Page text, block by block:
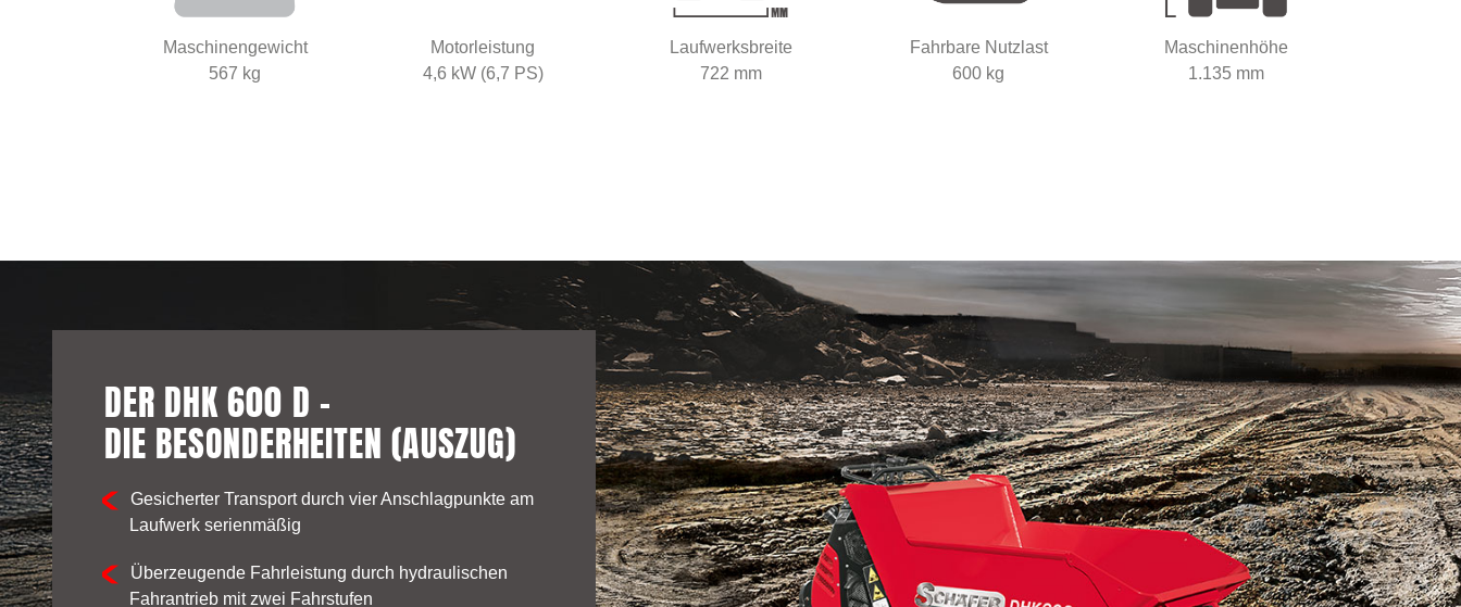
Maschinengewicht
567 kg
Motorleistung
4,6 kW (6,7 PS)
Laufwerksbreite
722 mm
Fahrbare Nutzlast
600 kg
Maschinenhöhe
1.135 mm
DER DHK 600 D –
DIE BESONDERHEITEN (AUSZUG)
Gesicherter Transport durch vier Anschlagpunkte am
Laufwerk serienmäßig
Überzeugende Fahrleistung durch hydraulischen
Fahrantrieb mit zwei Fahrstufen